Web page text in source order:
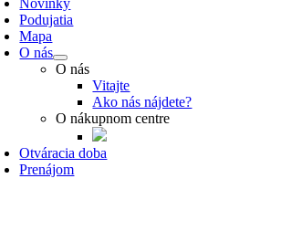
Novinky
Podujatia
Mapa
O nás
O nás
Vitajte
Ako nás nájdete?
O nákupnom centre
Otváracia doba
Prenájom